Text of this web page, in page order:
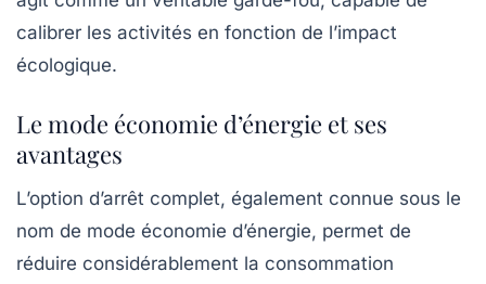
calibrer les activités en fonction de l’impact
écologique.
Le mode économie d’énergie et ses
avantages
L’option d’arrêt complet, également connue sous le
nom de mode économie d’énergie, permet de
réduire considérablement la consommation